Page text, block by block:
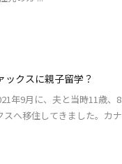
ックスに親子留学？
年9月に、夫と当時11歳、8
へ移住してきました。カナ